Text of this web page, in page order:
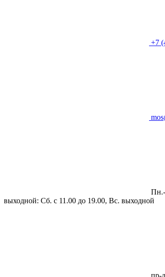
+7
Пн.-
выходной: Сб. с 11.00 до 19.00, Вс. выходной
пр-